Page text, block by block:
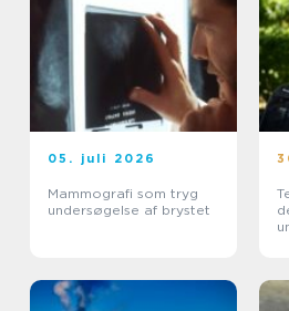
05. juli 2026
Mammografi som tryg
undersøgelse af brystet